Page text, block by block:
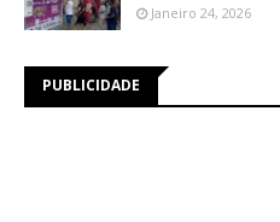
Janeiro 24, 2026
PUBLICIDADE